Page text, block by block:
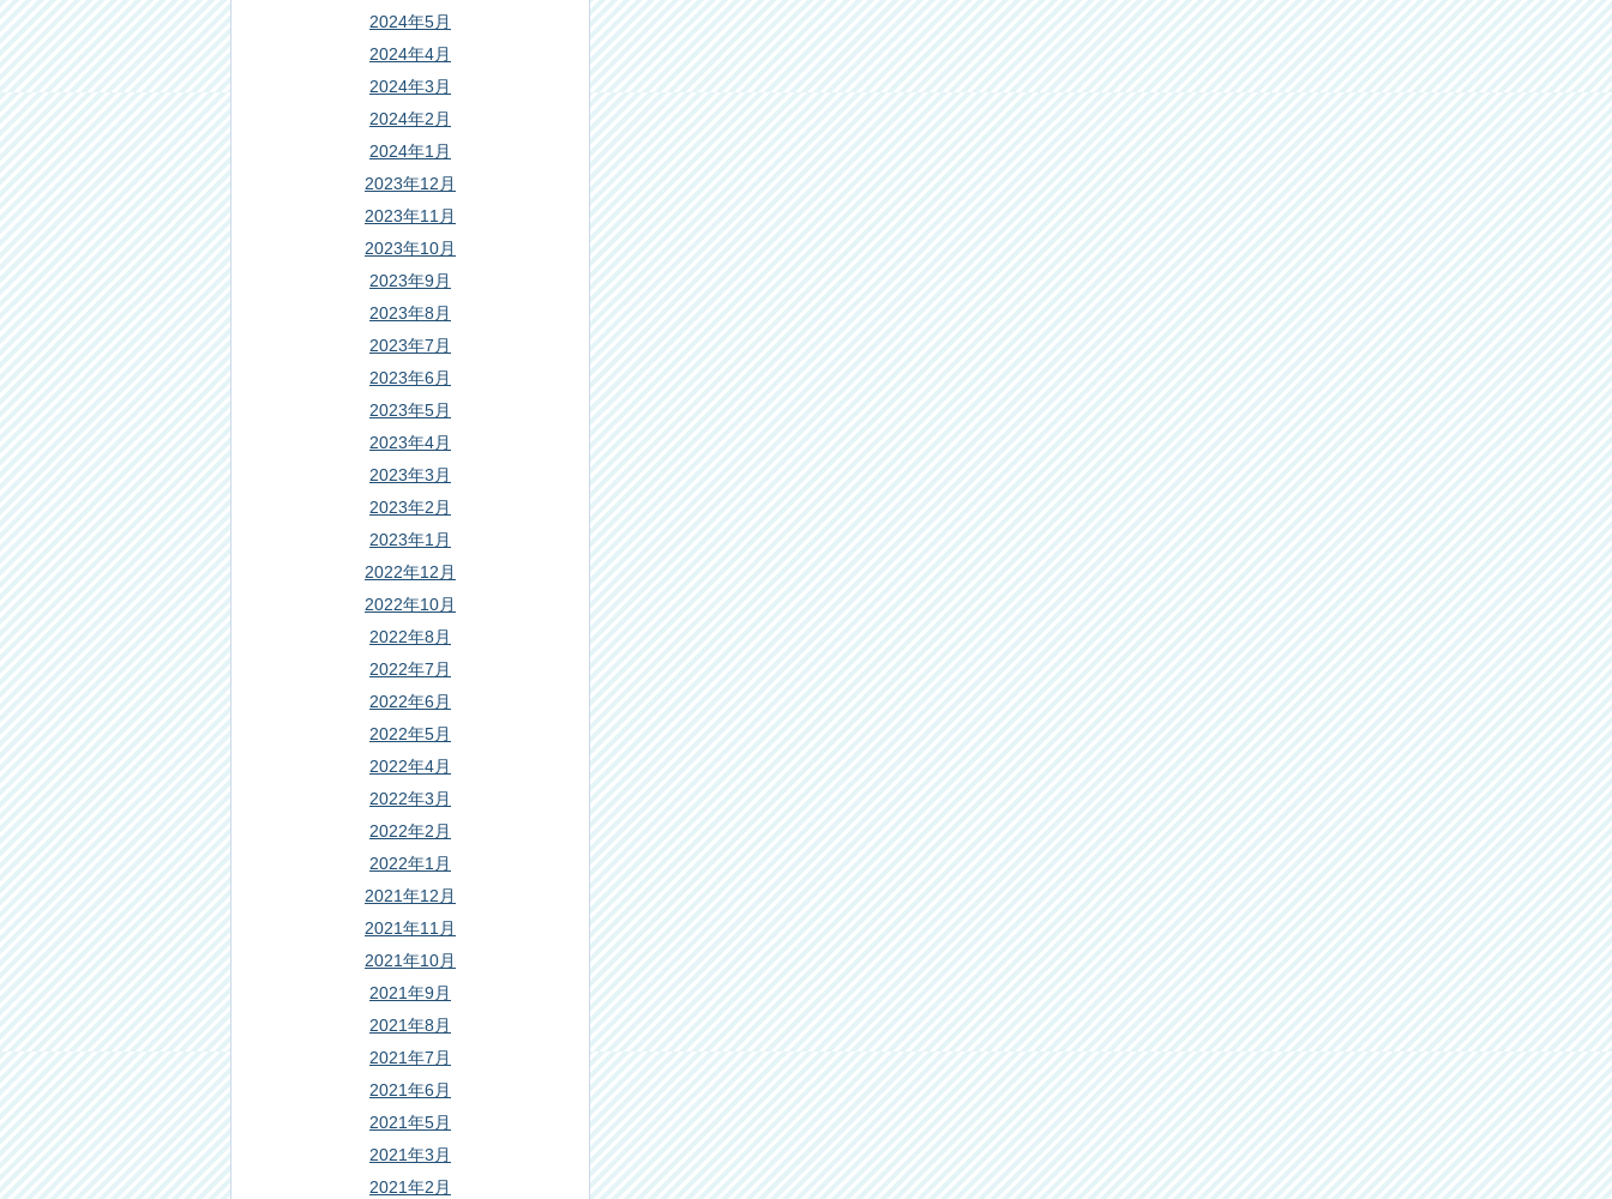
2024年5月
2024年4月
2024年3月
2024年2月
2024年1月
2023年12月
2023年11月
2023年10月
2023年9月
2023年8月
2023年7月
2023年6月
2023年5月
2023年4月
2023年3月
2023年2月
2023年1月
2022年12月
2022年10月
2022年8月
2022年7月
2022年6月
2022年5月
2022年4月
2022年3月
2022年2月
2022年1月
2021年12月
2021年11月
2021年10月
2021年9月
2021年8月
2021年7月
2021年6月
2021年5月
2021年3月
2021年2月